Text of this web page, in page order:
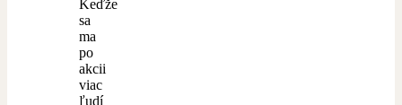
Keďže
sa
ma
po
akcii
viac
ľudí